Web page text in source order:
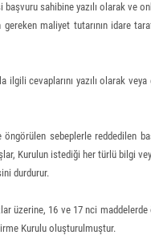
başvuru sahibine yazılı olarak ve
maliyet tutarının idare
ilgili cevaplarını yazılı olarak
sebeplerle reddedilen
Kurulun istediği her türlü bilgi
durdurur.
üzerine, 16 ve 17 nci
Kurulu oluşturulmuştur.